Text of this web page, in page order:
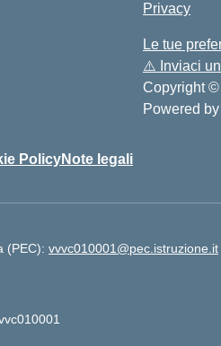
Privacy
Le tue
⚠️ Inviaci
Copyright
Powered by
PolicyNote legali
(PEC): vvvc010001@pec.istruzione.it